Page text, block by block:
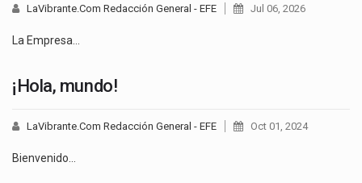
LaVibrante.Com Redacción General - EFE Jul 06, 2026
La Empresa…
¡Hola, mundo!
LaVibrante.Com Redacción General - EFE Oct 01, 2024
Bienvenido…